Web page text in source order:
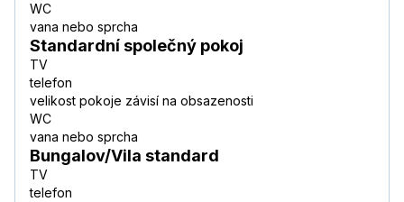
WC
vana nebo sprcha
Standardní společný pokoj
TV
telefon
velikost pokoje závisí na obsazenosti
WC
vana nebo sprcha
Bungalov/Vila standard
TV
telefon